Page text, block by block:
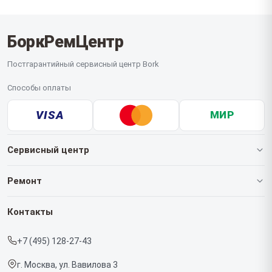
БоркРемЦентр
Постгарантийный сервисный центр Bork
Способы оплаты
VISA МИР
Сервисный центр
О нашем сервисе
Срочный ремонт
Ремонт
Роботов-пылесосов
Контакты
+7 (495) 128-27-43
г. Москва, ул. Вавилова 3